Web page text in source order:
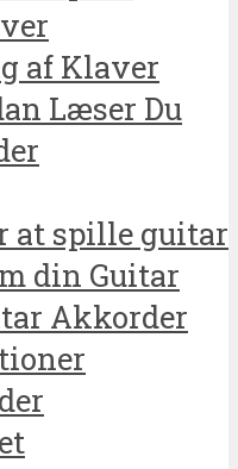
af Klaver
Læser Du
at spille guitar
din Guitar
Akkorder